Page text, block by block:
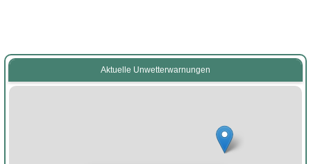
Aktuelle Unwetterwarnungen